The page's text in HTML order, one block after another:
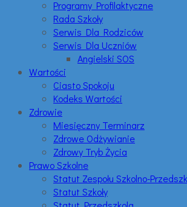
Programy Profilaktyczne
Rada Szkoły
Serwis Dla Rodziców
Serwis Dla Uczniów
Angielski SOS
Wartości
Ciasto Spokoju
Kodeks Wartości
Zdrowie
Miesięczny Terminarz
Zdrowe Odżywianie
Zdrowy Tryb Życia
Prawo Szkolne
Statut Zespołu Szkolno-
Statut Szkoły